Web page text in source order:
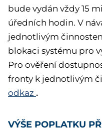
bude vydán vždy 15
úředních hodin. V
jednotlivým
blokaci systému pro
Pro ověření
fronty k jednotlivým
odkaz .
VÝŠE POPLATKU